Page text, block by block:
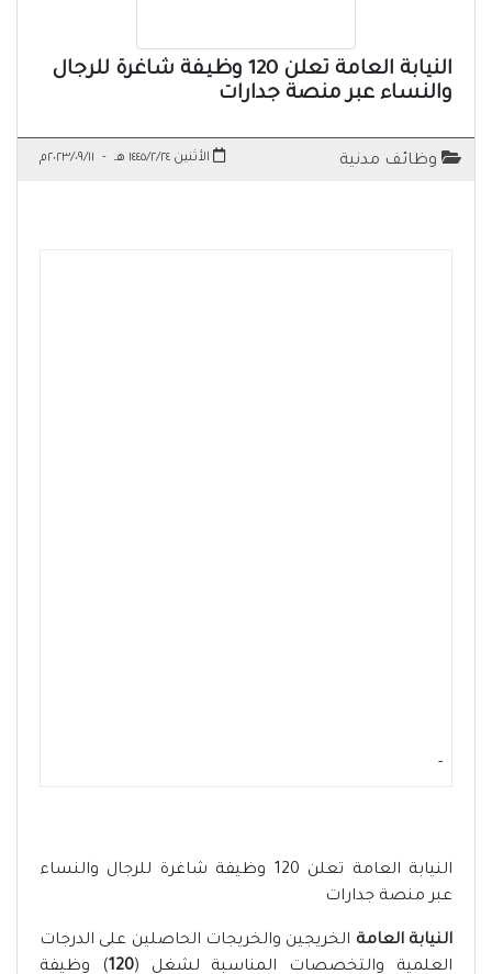
النيابة العامة تعلن 120 وظيفة شاغرة للرجال
والنساء عبر منصة جدارات
وظائف مدنية الأثنين ١٤٤٥/٢/٢٤ هـ - ٢٠٢٣/٠٩/١١م
-
النيابة العامة تعلن 120 وظيفة شاغرة للرجال والنساء
عبر منصة جدارات
النيابة العامة الخريجين والخريجات الحاصلين على الدرجات
العلمية والتخصصات المناسبة لشغل (120) وظيفة